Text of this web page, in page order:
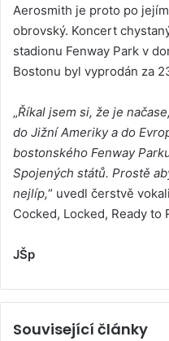
Aerosmith je proto po
obrovský. Koncert
stadionu Fenway Park v
Bostonu byl vyprodán za
„Říkal jsem si, že je
do Jižní Ameriky a do
bostonského Fenway
Spojených států. Prostě
nejlíp,“ uvedl čerstvě
Cocked, Locked, Ready to
JŠp
Související články